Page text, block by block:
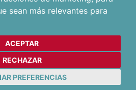
sean más relevantes para
ACEPTAR
RECHAZAR
PREFERENCIAS